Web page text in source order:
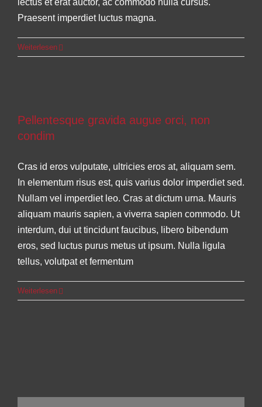
lectus et erat auctor, ac commodo nulla cursus.
Praesent imperdiet luctus magna.
Weiterlesen
Pellentesque gravida augue orci, non
condim
Cras id eros vulputate, ultricies eros at, aliquam sem.
In elementum risus est, quis varius dolor imperdiet sed.
Nullam vel imperdiet leo. Cras at dictum urna. Mauris
aliquam mauris sapien, a viverra sapien commodo. Ut
interdum, dui ut tincidunt faucibus, libero bibendum
eros, sed luctus purus metus ut ipsum. Nulla ligula
tellus, volutpat et fermentum
Weiterlesen